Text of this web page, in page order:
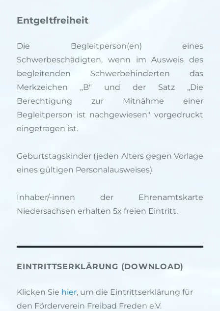
Entgeltfreiheit
Die Begleitperson(en) eines
Schwerbeschädigten, wenn im Ausweis des
begleitenden Schwerbehinderten das
Merkzeichen „B" und der Satz „Die
Berechtigung zur Mitnähme einer
Begleitperson ist nachgewiesen" vorgedruckt
eingetragen ist.
Geburtstagskinder (jeden Alters gegen Vorlage
eines gültigen Personalausweises)
Inhaber/-innen der Ehrenamtskarte
Niedersachsen erhalten 5x freien Eintritt.
EINTRITTSERKLÄRUNG (DOWNLOAD)
Klicken Sie hier, um die Eintrittserklärung für
den Förderverein Freibad Freden e.V.